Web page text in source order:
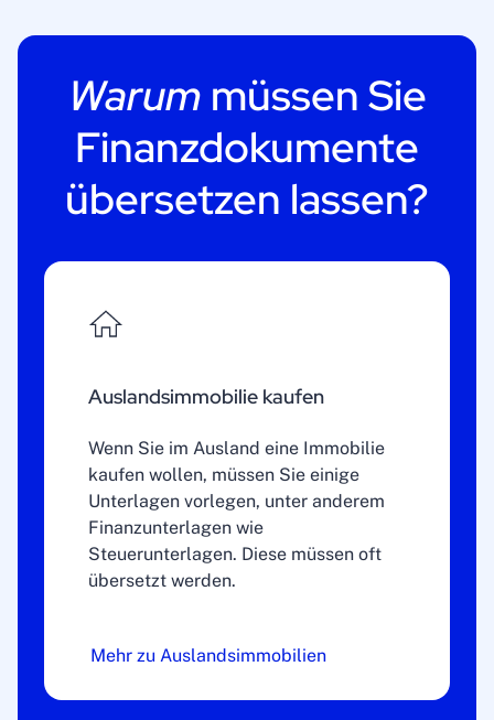
Warum müssen Sie
Finanzdokumente
übersetzen lassen?
Auslandsimmobilie kaufen
Wenn Sie im Ausland eine Immobilie
kaufen wollen, müssen Sie einige
Unterlagen vorlegen, unter anderem
Finanzunterlagen wie
Steuerunterlagen. Diese müssen oft
übersetzt werden.
Mehr zu Auslandsimmobilien